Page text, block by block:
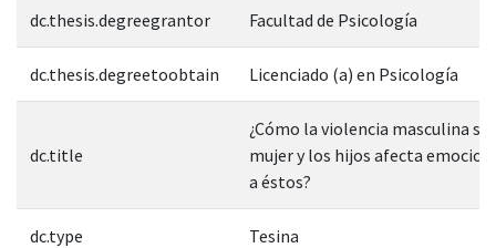
dc.thesis.degreegrantor Facultad de Psicología
dc.thesis.degreetoobtain Licenciado (a) en Psicología
dc.title
¿Cómo la violencia masculina
mujer y los hijos afecta
a éstos?
dc.type Tesina